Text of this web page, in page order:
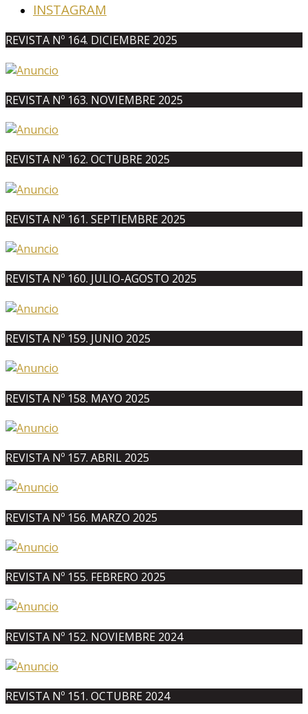
INSTAGRAM
REVISTA Nº 164. DICIEMBRE 2025
REVISTA Nº 163. NOVIEMBRE 2025
REVISTA Nº 162. OCTUBRE 2025
REVISTA Nº 161. SEPTIEMBRE 2025
REVISTA Nº 160. JULIO-AGOSTO 2025
REVISTA Nº 159. JUNIO 2025
REVISTA Nº 158. MAYO 2025
REVISTA Nº 157. ABRIL 2025
REVISTA Nº 156. MARZO 2025
REVISTA Nº 155. FEBRERO 2025
REVISTA Nº 152. NOVIEMBRE 2024
REVISTA Nº 151. OCTUBRE 2024